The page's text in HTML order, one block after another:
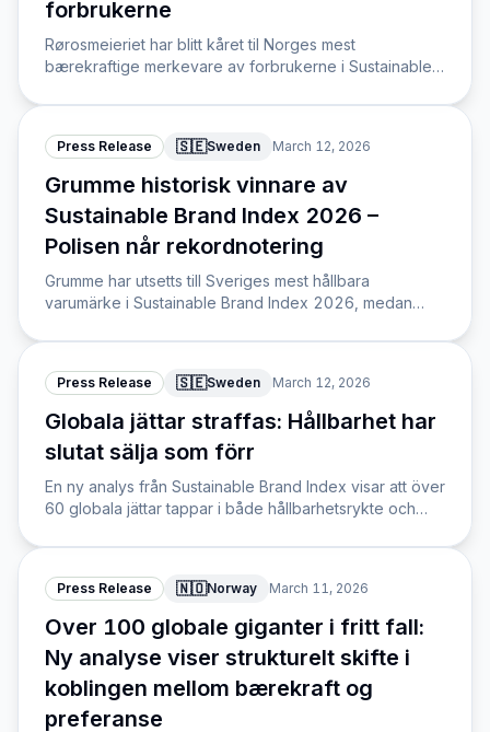
forbrukerne
Rørosmeieriet har blitt kåret til Norges mest
bærekraftige merkevare av forbrukerne i Sustainable
fjorårsvinneren Änglamark.
Press Release 🇸🇪Sweden March 12, 2026
Grumme historisk vinnare av
Sustainable Brand Index 2026 –
Polisen når rekordnotering
Grumme har utsetts till Sveriges mest hållbara
varumärke i Sustainable Brand Index 2026, medan
svenskarna prioriterar trygghet och enkelhet.
Press Release 🇸🇪Sweden March 12, 2026
Globala jättar straffas: Hållbarhet har
slutat sälja som förr
En ny analys från Sustainable Brand Index visar att över
60 globala jättar tappar i både hållbarhetsrykte och
konkurrensfördel till hygienfaktor.
Press Release 🇳🇴Norway March 11, 2026
Over 100 globale giganter i fritt fall:
Ny analyse viser strukturelt skifte i
koblingen mellom bærekraft og
preferanse